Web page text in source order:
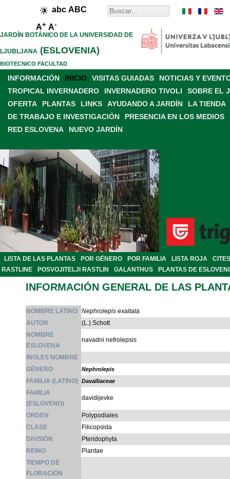
abc ABC
A+ A-
JARDÍN BOTÁNICO DE LA UNIVERSIDAD DE
LJUBLJANA (ESLOVENIA)
BIOTECNICO FACULTAD
INFORMACIÓN INICIO VISITAS GUIADAS
NOTICIAS Y
TROPICAL INVERNADERO
INVERNADERO TIVOLI
SOBRE EL
OFERTA
PLANTAS LINKS AYUDANDO A JARDÍN
LA TIENDA
DE TRABAJO E INVESTIGACIÓN
PRESENCIA EN LOS MEDIOS
RED ESLOVENA
NUEVO JARDÍN
LISTA DE LAS PLANTAS POR GÉNERO POR FAMILIA LISTA ROJA
CITES
RASTLINE
POSVOJITELJI RASTLIN GALANTHUS PLANTAS DE
INFORMACIÓN GENERAL DE LAS
NOMBRE LATINO Nephrolepis exaltata
AUTOR
(L.) Schott
NOMBRE
ESLOVENA
navadni nefrolepsis
INGLES NOMBRE
GÉNERO
Nephrolepis
FAMILIA (LATINO) Davalliaceae
FAMILIA
(ESLOVENO)
davidijevke
ORDEN
Polypodiales
CLASE
Filicopsida
DIVISIÓN
Pteridophyta
REINO
Plantae
TIEMPO DE
FLORACIÓN